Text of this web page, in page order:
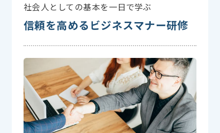
社会人としての基本を一日で学ぶ
信頼を高めるビジネスマナー研修